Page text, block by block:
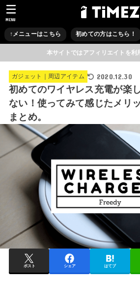
↑メニューはこちら 初めての方はこちら！
MENU
本サイトではアフィリエイトを利
ガジェット｜周辺アイテム 2020.12.30
初めてのワイヤレス充電が楽
ない！使ってみて感じたメリ
まとめ。
ポスト シェア はてブ